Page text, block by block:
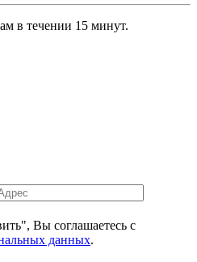
в течении 15 минут.
Вы соглашаетесь с
данных.